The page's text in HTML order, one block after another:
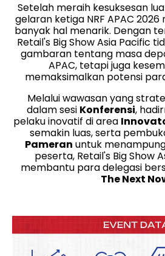
Setelah meraih kesuksesan
gelaran ketiga NRF APAC
banyak hal menarik. Dengan
Retail's Big Show Asia Pacific
gambaran tentang masa
APAC, tetapi juga
memaksimalkan potensi
Melalui wawasan yang
dalam sesi Konferensi,
pelaku inovatif di area
semakin luas, serta
Pameran untuk
peserta, Retail's Big Show
membantu para delegasi
The Next